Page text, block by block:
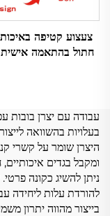
צעצוע קטיפה
חתול בהתאמה
עבודה עם יצרן בובות
היצרן שומר על קשרי
ומקבל בגדים איכותיים,
ניתן להשיג כקונה
להורדת עלות ליחידה
בייצור מהווה יתרון